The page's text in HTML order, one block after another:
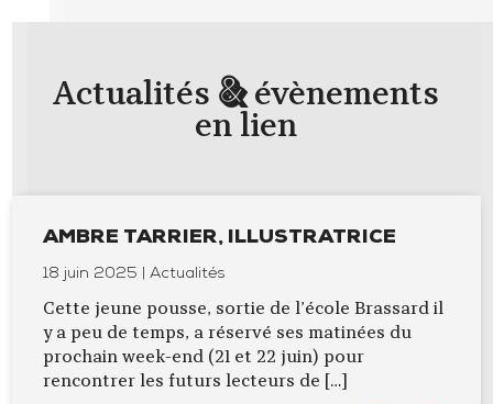
Actualités &évènements
en lien
AMBRE TARRIER, ILLUSTRATRICE
18 juin 2025 | Actualités
Cette jeune pousse, sortie de l’école Brassard il
y a peu de temps, a réservé ses matinées du
prochain week-end (21 et 22 juin) pour
rencontrer les futurs lecteurs de […]